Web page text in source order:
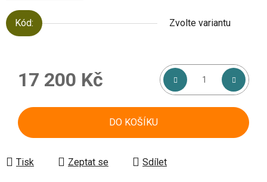
Kód: Zvolte variantu
17 200 Kč
DO KOŠÍKU
Tisk Zeptat se Sdílet